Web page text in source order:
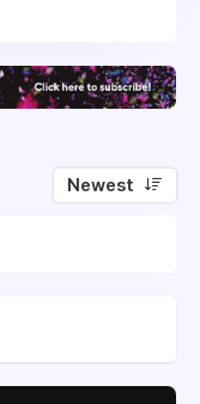
Newest